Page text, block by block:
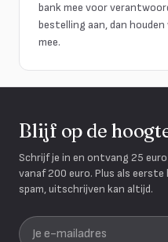
bank mee voor
bestelling aan, dan
mee.
Blijf op de
Schrijf je in en ontvang 25
vanaf 200 euro. Plus als
spam, uitschrijven kan altijd.
Je e-mailadres